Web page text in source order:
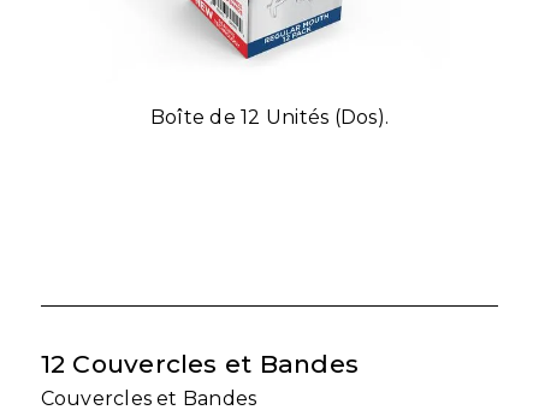
Boîte de 12 Unités (Dos).
12 Couvercles et Bandes
Couvercles et Bandes